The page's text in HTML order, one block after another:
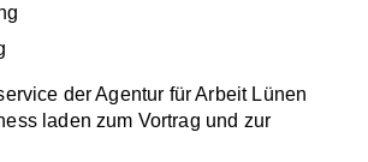
der Agentur für Arbeit Lünen
laden zum Vortrag und zur